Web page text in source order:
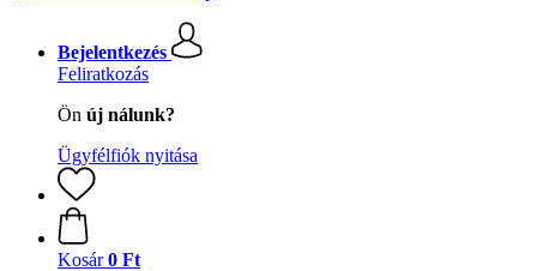
Bejelentkezés
Feliratkozás
Ön új nálunk?
Ügyfélfiók nyitása
Kosár 0 Ft